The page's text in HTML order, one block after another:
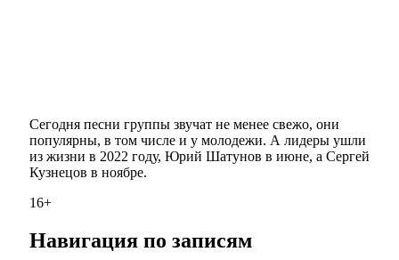
Сегодня песни группы звучат не менее свежо, они
популярны, в том числе и у молодежи. А лидеры ушли
из жизни в 2022 году, Юрий Шатунов в июне, а Сергей
Кузнецов в ноябре.
16+
Навигация по записям